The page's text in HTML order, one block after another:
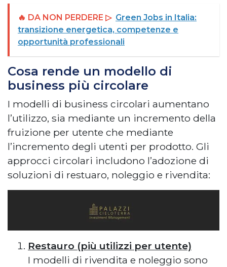
🔥 DA NON PERDERE ▷ Green Jobs in Italia:
transizione energetica, competenze e
opportunità professionali
Cosa rende un modello di
business più circolare
I modelli di business circolari aumentano
l’utilizzo, sia mediante un incremento della
fruizione per utente che mediante
l’incremento degli utenti per prodotto. Gli
approcci circolari includono l’adozione di
soluzioni di restuaro, noleggio e rivendita:
Restauro (più utilizzi per utente)
I modelli di rivendita e noleggio sono